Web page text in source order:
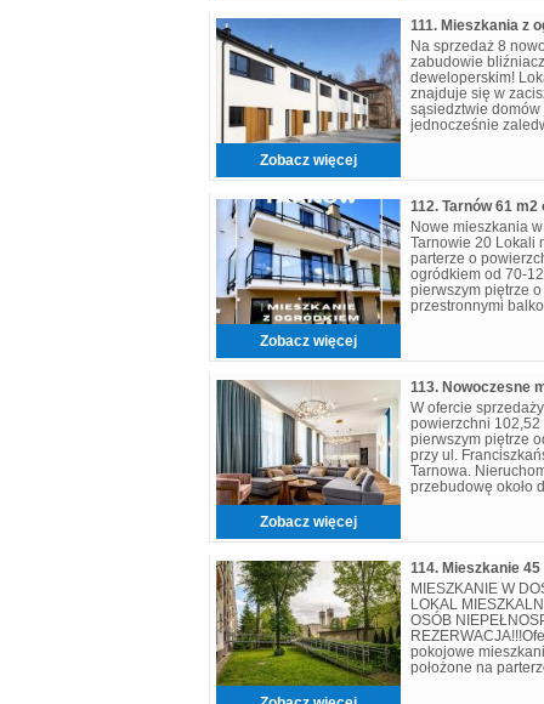
Zobacz więcej
Na sprzedaż 8
zabudowie
deweloperskim!
znajduje się w
sąsiedztwie
jednocześnie
Zobacz więcej
112. Tarnów 61 m2
Nowe mieszkania
Tarnowie 20 Lokali
parterze o
ogródkiem od 70-
pierwszym piętrze
przestronnymi
Zobacz więcej
W ofercie
powierzchni 102,52
pierwszym piętrze
przy ul.
Tarnowa.
przebudowę około
MIESZKANIE W
LOKAL
OSÓB
pokojowe
położone na